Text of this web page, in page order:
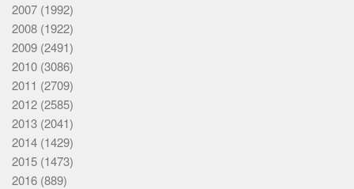
2007 (1992)
2008 (1922)
2009 (2491)
2010 (3086)
2011 (2709)
2012 (2585)
2013 (2041)
2014 (1429)
2015 (1473)
2016 (889)